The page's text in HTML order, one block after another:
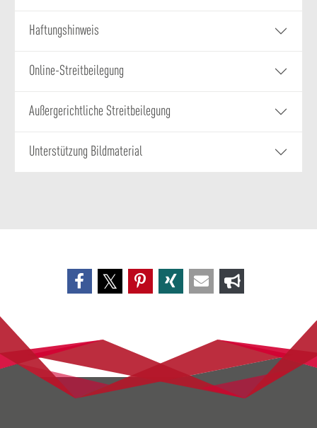
Haftungshinweis
Online-Streitbeilegung
Außergerichtliche Streitbeilegung
Unterstützung Bildmaterial